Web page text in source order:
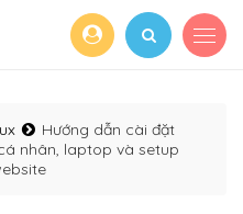
Hướng dẫn cài đặt
nhân, laptop và setup